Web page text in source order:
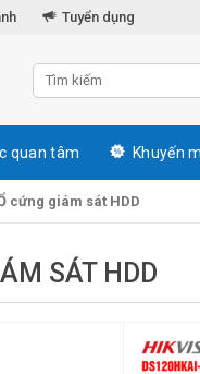
Tuyển dụng
quan tâm Khuyến
cứng giám sát HDD
SÁT HDD